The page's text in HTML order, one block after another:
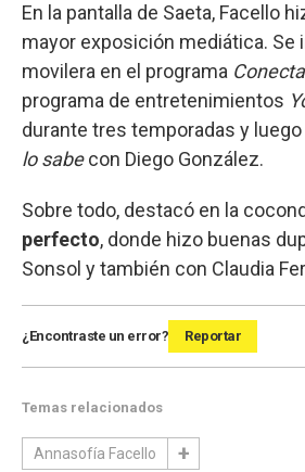
En la pantalla de Saeta, Facello
mayor exposición mediática. Se
movilera en el programa
programa de entretenimientos
durante tres temporadas y
lo sabecon Diego González.
Sobre todo, destacó en la
perfecto, donde hizo buenas
Sonsol y también con Claudia
¿Encontraste un error? Reportar
Temas relacionados
Annasofía Facello